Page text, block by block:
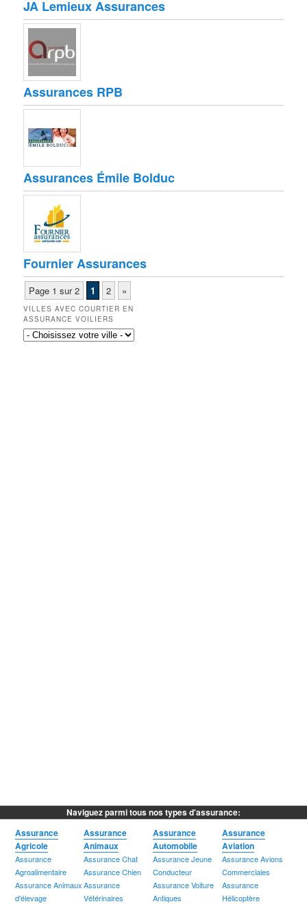
JA Lemieux Assurances
Assurances RPB
Assurances Émile Bolduc
Fournier Assurances
Page 1 sur 2 1 2 »
VILLES AVEC COURTIER EN
ASSURANCE VOILIERS
Naviguez parmi tous nos types d'assurance:
Assurance
Agricole
Assurance
Agroalimentaire
Assurance Animaux
d'élevage
Assurance
Animaux
Assurance Chat
Assurance Chien
Assurance
Vétérinaires
Assurance
Automobile
Assurance Jeune
Conducteur
Assurance Voiture
Antiques
Assurance
Aviation
Assurance Avions
Commerciales
Assurance
Hélicoptère